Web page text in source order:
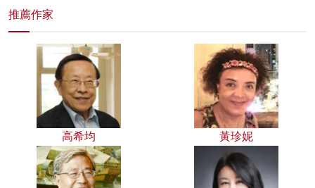
推薦作家
高希均 黃珍妮